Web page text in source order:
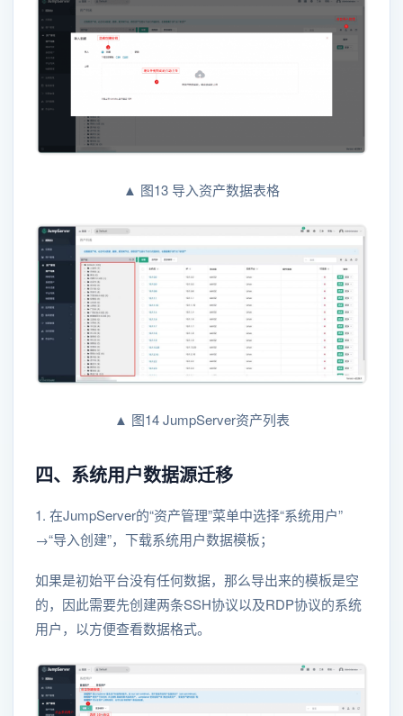
▲ 图13 导入资产数据表格
▲ 图14 JumpServer资产列表
四、系统用户数据源迁移
1. 在JumpServer的“资产管理”菜单中选择“系统用户”
→“导入创建”，下载系统用户数据模板；
如果是初始平台没有任何数据，那么导出来的模板是空
的，因此需要先创建两条SSH协议以及RDP协议的系统
用户，以方便查看数据格式。